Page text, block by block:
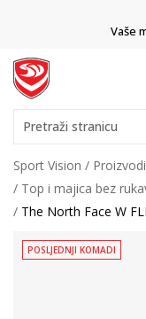
Vaše
Pretraži stranicu
Sport Vision Proizvodi
Top i majica bez
The North Face W
POSLJEDNJI KOMADI